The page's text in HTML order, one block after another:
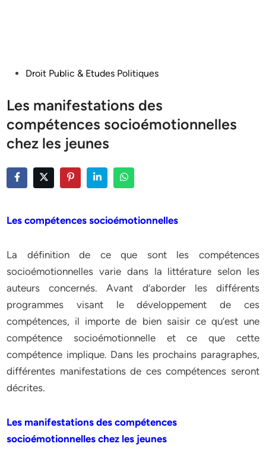
PostedDroit Public & Etudes Politiques
Les manifestations des
compétences socioémotionnelles
chez les jeunes
Les compétences socioémotionnelles
La définition de ce que sont les compétences
socioémotionnelles varie dans la littérature selon les
auteurs concernés. Avant d’aborder les différents
programmes visant le développement de ces
compétences, il importe de bien saisir ce qu’est une
compétence socioémotionnelle et ce que cette
compétence implique. Dans les prochains paragraphes,
différentes manifestations de ces compétences seront
décrites.
Les manifestations des compétences
socioémotionnelles chez les jeunes